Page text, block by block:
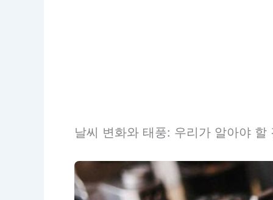
날씨 변화와 태풍: 우리가 알아야 할